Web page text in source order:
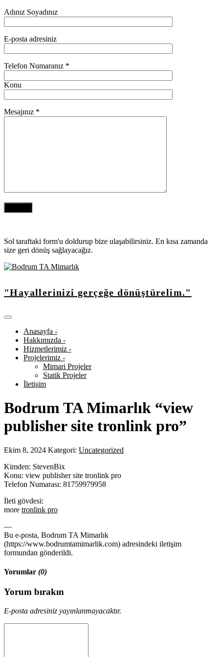
Adınız Soyadınız
E-posta adresiniz
Telefon Numaranız *
Konu
Mesajınız *
Sol taraftaki form'u doldurup bize ulaşabilirsiniz. En kısa zamanda
size geri dönüş sağlayacağız.
"Hayallerinizi gerçeğe dönüştürelim."
Anasayfa -
Hakkımızda -
Hizmetlerimiz -
Projelerimiz -
Mimari Projeler
Statik Projeler
İletişim
Bodrum TA Mimarlık “view
publisher site tronlink pro”
Ekim 8, 2024 Kategori: Uncategorized
Kimden: StevenBix
Konu: view publisher site tronlink pro
Telefon Numarası: 81759979958
İleti gövdesi:
more tronlink pro
—
Bu e-posta, Bodrum TA Mimarlık
(https://www.bodrumtamimarlik.com) adresindeki iletişim
formundan gönderildi.
Yorumlar (0)
Yorum bırakın
E-posta adresiniz yayınlanmayacaktır.